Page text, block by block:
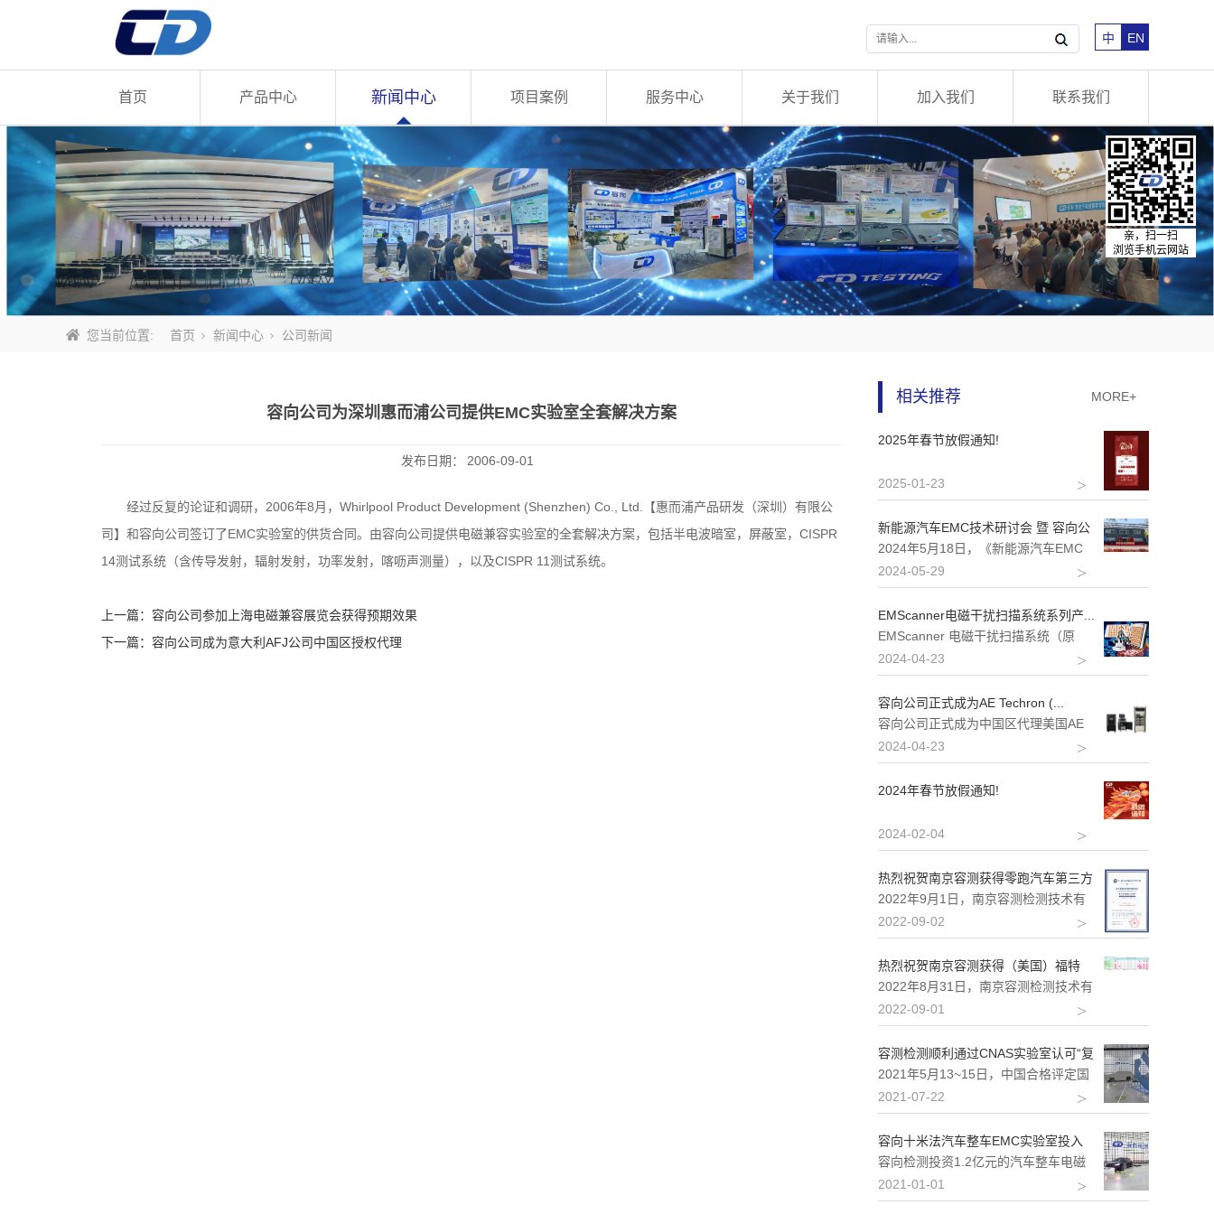
中 EN
首页 产品中心 新闻中心 项目案例 服务中心 关于我们 加入我们 联系我们
English
您当前位置: 首页 新闻中心 公司新闻
容向公司为深圳惠而浦公司提供EMC实验室全套解决方案
发布日期： 2006-09-01
经过反复的论证和调研，2006年8月，Whirlpool Product Development (Shenzhen) Co., Ltd.【惠而浦产品研发（深圳）有限公
司】和容向公司签订了EMC实验室的供货合同。由容向公司提供电磁兼容实验室的全套解决方案，包括半电波暗室，屏蔽室，CISPR
14测试系统（含传导发射，辐射发射，功率发射，喀呖声测量），以及CISPR 11测试系统。
上一篇： 容向公司参加上海电磁兼容展览会获得预期效果
下一篇： 容向公司成为意大利AFJ公司中国区授权代理
相关推荐 MORE+
2025年春节放假通知!
2025-01-23
新能源汽车EMC技术研讨会 暨 容向公
司...
2024年5月18日，《新能源汽车EMC
技术研讨会》在容向公司上海实验室举
2024-05-29
EMScanner电磁干扰扫描系统系列产...
EMScanner 电磁干扰扫描系统（原
EMSCAN电磁干扰扫描仪）作为YIC
2024-04-23
容向公司正式成为AE Techron (...
容向公司正式成为中国区代理美国AE
Techron，成立于1992年8月，专注于
2024-04-23
2024年春节放假通知!
2024-02-04
热烈祝贺南京容测获得零跑汽车第三方
EMC...
2022年9月1日，南京容测检测技术有
限公司获得零跑汽车第三方EMC实验
2022-09-02
热烈祝贺南京容测获得（美国）福特
FMC ...
2022年8月31日，南京容测检测技术有
限公司获得（美国）福特FMC 1278
2022-09-01
容测检测顺利通过CNAS实验室认可“复
评...
2021年5月13~15日，中国合格评定国
家认可委员会（简称CNAS）组织专家
2021-07-22
容向十米法汽车整车EMC实验室投入
使用
容向检测投资1.2亿元的汽车整车电磁
兼容实验室扩建项目，在不平凡的
2021-01-01
亲，扫一扫
浏览手机云网站